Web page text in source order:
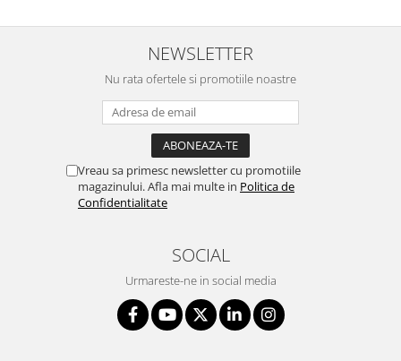
NEWSLETTER
Nu rata ofertele si promotiile noastre
Vreau sa primesc newsletter cu promotiile
magazinului. Afla mai multe in Politica de
Confidentialitate
SOCIAL
Urmareste-ne in social media